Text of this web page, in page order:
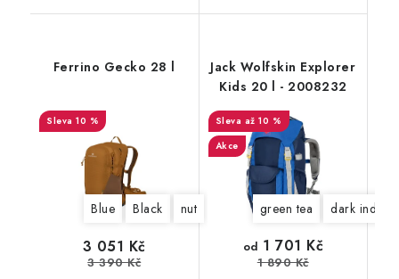
Ferrino Gecko 28 l
10 %
Blue Black nut
3 051 Kč
3 390 Kč
Jack Wolfskin Explorer
Kids 20 l - 2008232
až 10 %
Akce
green tea dark indigo
od 1 701 Kč
1 890 Kč